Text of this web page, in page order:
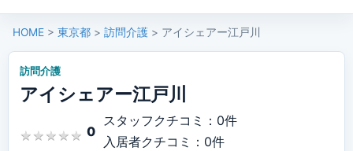
HOME > 東京都 > 訪問介護 > アイシェアー江戸川
訪問介護
アイシェアー江戸川
★ ★ ★ ★ ★
★ ★ ★ ★ ★ 0
スタッフクチコミ：0件
入居者クチコミ：0件